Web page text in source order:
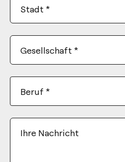
Stadt *
Gesellschaft *
Beruf *
Ihre Nachricht